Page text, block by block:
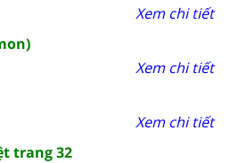
Xem chi tiết
Xem chi tiết
Xem chi tiết
trang 32